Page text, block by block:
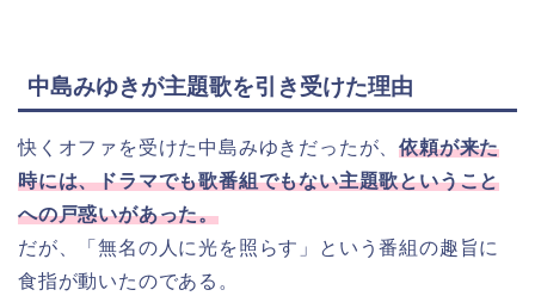
中島みゆきが主題歌を引き受けた理由
快くオファを受けた中島みゆきだったが、依頼が来た
時には、ドラマでも歌番組でもない主題歌ということ
への戸惑いがあった。
だが、「無名の人に光を照らす」という番組の趣旨に
食指が動いたのである。